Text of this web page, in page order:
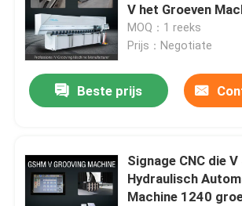
V het Groeven
MOQ：1 reeks
Prijs：Negotiate
Beste prijs
Signage CNC die
Hydraulisch
Machine 1240